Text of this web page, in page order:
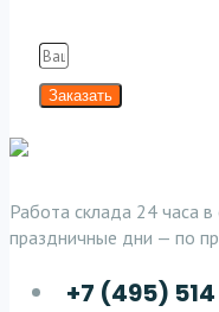
Заказать
Работа склада 24 часа
праздничные дни — по
+7 (495)